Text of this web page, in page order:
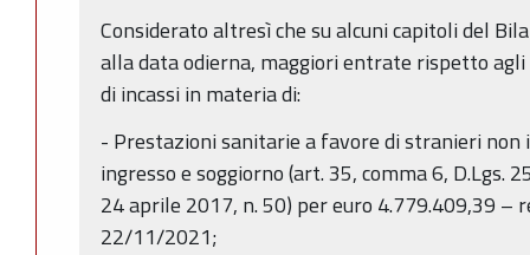
Considerato altresì che su alcuni capitoli del
alla data odierna, maggiori entrate rispetto
di incassi in materia di:
- Prestazioni sanitarie a favore di stranieri non
ingresso e soggiorno (art. 35, comma 6, D.Lgs.
24 aprile 2017, n. 50) per euro 4.779.409,39 –
22/11/2021;